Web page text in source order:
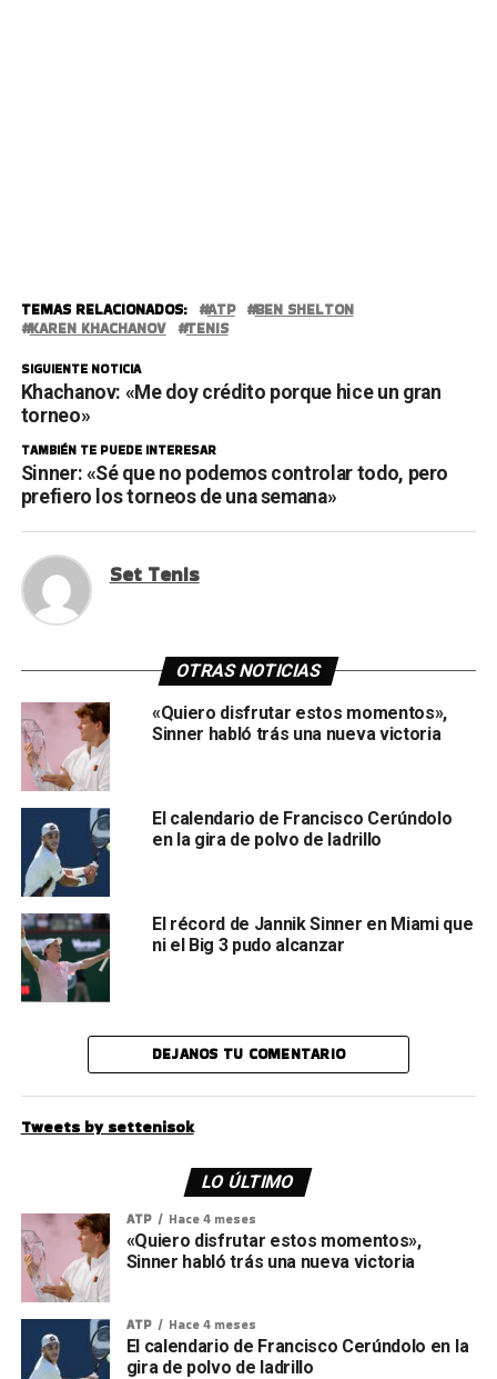
TEMAS RELACIONADOS: ATP
BEN SHELTON
KAREN KHACHANOV
TENIS
SIGUIENTE NOTICIA
Khachanov: «Me doy crédito porque hice un gran
torneo»
TAMBIÉN TE PUEDE INTERESAR
Sinner: «Sé que no podemos controlar todo, pero
prefiero los torneos de una semana»
Set Tenis
OTRAS NOTICIAS
«Quiero disfrutar estos momentos»,
Sinner habló trás una nueva victoria
El calendario de Francisco Cerúndolo
en la gira de polvo de ladrillo
El récord de Jannik Sinner en Miami que
ni el Big 3 pudo alcanzar
DEJANOS TU COMENTARIO
Tweets by settenisok
LO ÚLTIMO
ATP Hace 4 meses
«Quiero disfrutar estos momentos»,
Sinner habló trás una nueva victoria
ATP Hace 4 meses
El calendario de Francisco Cerúndolo en la
gira de polvo de ladrillo